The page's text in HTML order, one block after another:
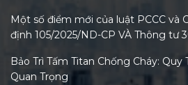
Một số điểm mới của luật PCCC và
định 105/2025/ND-CP VÀ Thông tư
Bảo Trì Tấm Titan Chống Cháy: Quy
Quan Trọng